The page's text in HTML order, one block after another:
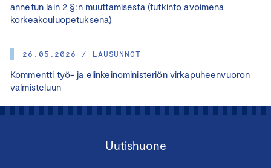
annetun lain 2 §:n muuttamisesta (tutkinto avoimena
korkeakouluopetuksena)
26.05.2026 / LAUSUNNOT
Kommentti työ- ja elinkeinoministeriön virkapuheenvuoron
valmisteluun
Uutishuone